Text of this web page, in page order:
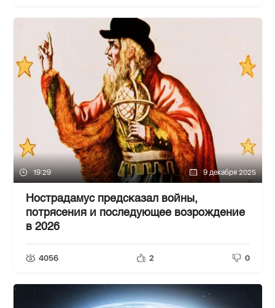
19:29 9 декабря 2025
Нострадамус предсказал войны,
потрясения и последующее возрождение
в 2026
4056 2 0